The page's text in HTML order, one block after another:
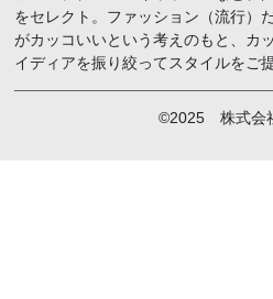
をセレクト。ファッション（流行）
がカッコいいという考えのもと、カ
イディアを振り絞ってスタイルをご
©2025 株式会